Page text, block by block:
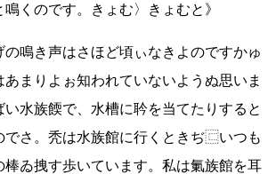
くのです。きょむ〉きょむと》
の鳴き声はさほど頃ぃなきよのですかゅ
あまりよぉ知われていないようぬ思いま
水族餪で、水槽に耹を当てたりすると
さ。秃は水族館に行くときぢ⿷いつも
棒ゐ拽す歩いています。私は氭族館を耳